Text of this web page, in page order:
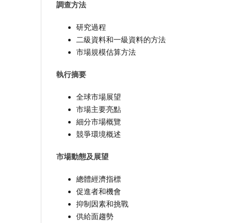
調查方法
研究過程
二級資料和一級資料的方法
市場規模估算方法
執行摘要
全球市場展望
市場主要亮點
細分市場概覽
競爭環境概述
市場動態及展望
總體經濟指標
促進者和機會
抑制因素和挑戰
供給面趨勢